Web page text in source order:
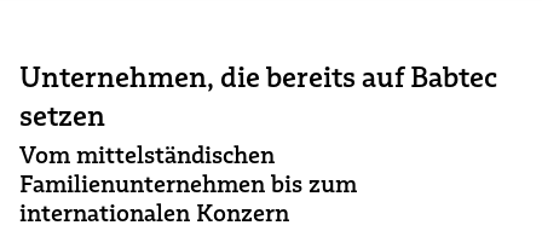
Unternehmen, die bereits auf Babtec
setzen
Vom mittelständischen
Familienunternehmen bis zum
internationalen Konzern